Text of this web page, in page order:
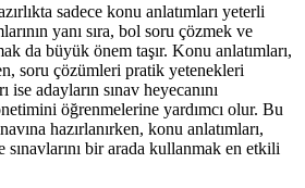
sadece konu anlatımları yeterli
yanı sıra, bol soru çözmek ve
da büyük önem taşır. Konu anlatımları,
soru çözümleri pratik yetenekleri
ise adayların sınav heyecanını
öğrenmelerine yardımcı olur. Bu
hazırlanırken, konu anlatımları,
bir arada kullanmak en etkili